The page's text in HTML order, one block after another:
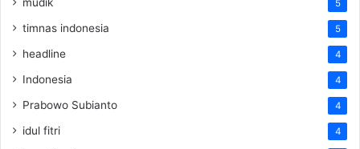
mudik 5
timnas indonesia 5
headline 4
Indonesia 4
Prabowo Subianto 4
idul fitri 4